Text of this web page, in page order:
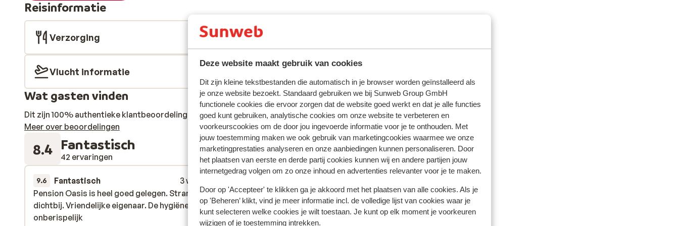
Deze website maakt gebruik van cookies
Dit zijn kleine tekstbestanden die automatisch in je browser worden geïnstalleerd als
je onze website bezoekt. Standaard gebruiken we bij Sunweb Group GmbH
functionele cookies die ervoor zorgen dat de website goed werkt en dat je alle functies
goed kunt gebruiken, analytische cookies om onze website te verbeteren en
voorkeurscookies om de door jou ingevoerde informatie voor je te onthouden. Met
jouw toestemming maken we ook gebruik van marketingcookies waarmee we onze
marketingprestaties analyseren en onze aanbiedingen kunnen personaliseren. Door
het plaatsen van eerste en derde partij cookies kunnen wij en andere partijen jouw
internetgedrag volgen om zo onze inhoud en advertenties relevanter voor je te maken.
Door op 'Accepteer' te klikken ga je akkoord met het plaatsen van alle cookies. Als je
op 'Beheren’ klikt, vind je meer informatie incl. de volledige lijst van cookies waar je
kunt selecteren welke cookies je wilt toestaan. Je kunt op elk moment je voorkeuren
wijzigen of je toestemming intrekken.
Reisinformatie
Verzorging
Vlucht informatie
Wat gasten vinden
Dit zijn 100% authentieke klantbeoordelingen die hun ervaring met ons product eerlijk weergeven.
Meer over beoordelingen
8.4 Fantastisch
42 ervaringen Meest geboekt door met partner
9.6 Fantastisch
3 weken geleden
Pension Oasis is heel goed gelegen. Strand en centrum
dichtbij. Vriendelijke eigenaar. De hygiëne is
onberispelijk
Pension Oasis is heel goed gelegen. Strand en centrum
dichtbij. Vriendelijke eigenaar. De hygiëne is
onberispelijk
Perfekt läge med närhet till strand och centrum. Inga
jobbiga backar att gå i. Fint och fräscht rum och sköna
sängar. Liten frukost som serverades på balkongen
Perfekt läge med närhet till strand och centrum. Inga
jobbiga backar att gå i. Fint och fräscht rum och sköna
sängar. Liten frukost som serverades på balkongen